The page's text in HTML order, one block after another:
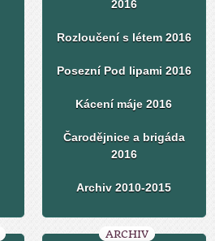
2016
Rozloučení s létem 2016
Posezní Pod lipami 2016
Kácení máje 2016
Čarodějnice a brigáda
2016
Archiv 2010-2015
ARCHIV